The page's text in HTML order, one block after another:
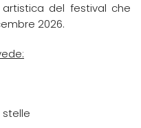
del festival che
2026.